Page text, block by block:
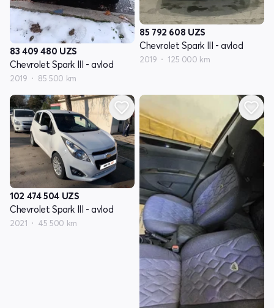
83 409 480 UZS
Chevrolet Spark III - avlod
2019 85 500 km
85 792 608 UZS
Chevrolet Spark III - avlod
2019 125 000 km
102 474 504 UZS
Chevrolet Spark III - avlod
2021 45 500 km